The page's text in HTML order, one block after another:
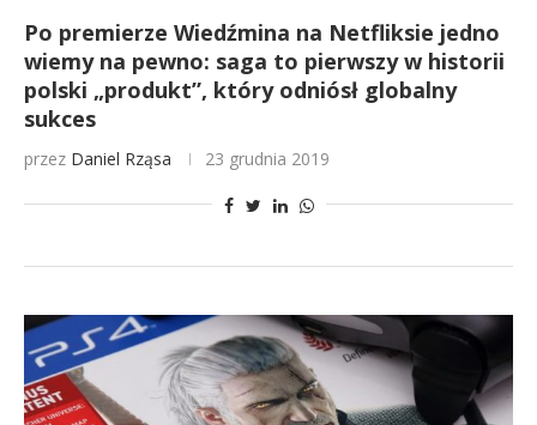
Po premierze Wiedźmina na Netfliksie jedno
wiemy na pewno: saga to pierwszy w historii
polski „produkt”, który odniósł globalny
sukces
przez Daniel Rząsa 23 grudnia 2019